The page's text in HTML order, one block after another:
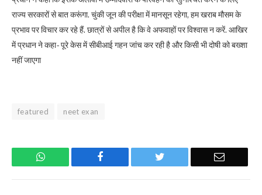
राज्य सरकारों से बात करूंगा. चुंकी जून की परीक्षा में मानसून रहेगा, हम खराब मौसम के
प्रभाव पर विचार कर रहे हैं. छात्रों से अपील है कि वे अफवाहों पर विश्वास न करें. आखिर
में प्रधान ने कहा- पूरे केस में सीबीआई गहन जांच कर रही है और किसी भी दोषी को बख्शा
नहीं जाएगा
featured neet exan
WhatsApp Facebook Twitter Email